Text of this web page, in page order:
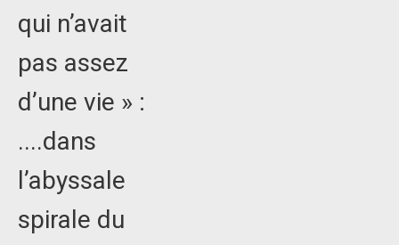
qui n’avait
pas assez
d’une vie » :
....dans
l’abyssale
spirale du